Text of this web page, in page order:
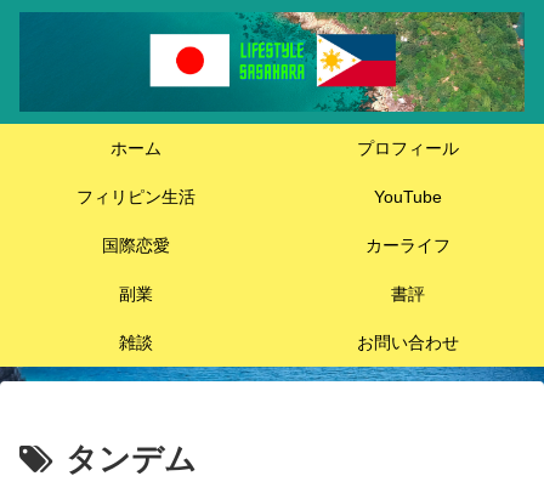
ホーム プロフィール
フィリピン生活 YouTube
国際恋愛 カーライフ
副業 書評
雑談 お問い合わせ
タンデム